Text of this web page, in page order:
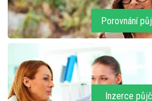
Porovnání
Inzerce